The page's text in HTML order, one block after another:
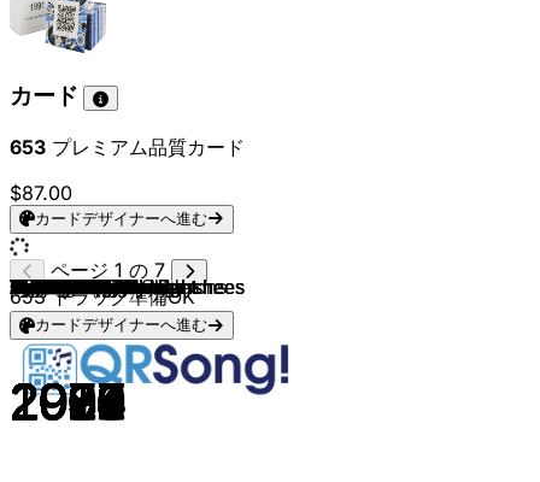
カード
653 プレミアム品質カード
$87.00
カードデザイナーへ進む
Soft Cell
1981
Type O Negative
1993
The Birthday Party
1981
Dead Or Alive
1984
Twin Tribes
2019
The Cramps
1978
London After Midnight
1990
Depeche Mode
1990
The March Violets
1983
Xmal Deutschland
1983
Specimen
1983
The Cure
1979
Bauhaus
1979
DEADSIREN
2022
Bauhaus
1981
Type O Negative
1996
Type O Negative
2003
She Wants Revenge
2007
Twin Tribes
2019
Fearing
2017
New Order
1983
Talking Heads
1977
New Order
1981
Dark
2020
Horror Vacui
2012
Selofan
2018
Bat Nouveau
2015
Forever Grey
2020
Dark
2020
Dark
2022
This Cold Night
2014
London After Midnight
1995
Forever Grey
2016
Boy Harsher
2016
Depeche Mode
1987
Rammstein
2001
In The Dark
2019
French Police
2023
Sextile
2017
This Cold Night
2016
Twin Tribes
2019
Aurat
2017
Boy Harsher
2014
London After Midnight
1995
She Wants Revenge
2006
ULTRA SUNN
2020
Sisters of Mercy
1987
Sisters of Mercy
1987
Mareux
2021
Eyedress
2020
Raphael
1969
Cocteau Twins
1983
Mareux
2019
Mareux
2018
I Monster
2003
Siouxsie and the Banshees
1981
The Cure
1992
The Cure
1989
Type O Negative
1993
The Cramps
1981
Boy Harsher
2014
Lebanon Hanover
2018
Sisters of Mercy
1985
French Police
2021
French Police
2021
French Police
2021
French Police
2022
French Police
2023
French Police
2021
French Police
2023
Christian Death
1998
Siouxsie and the Banshees
1983
The Cure
1982
Ian Hunter
1996
Nyxjvh
2022
Two Witches
1995
The Smiths
1984
The Smiths
1984
Dark
2021
Cold Cave
2012
Lebanon Hanover
2018
Depeche Mode
2005
The Cure
1982
Lebanon Hanover
2013
Sidewalks and Skeletons
2015
Mr.Kitty
2014
Stranger and Lovers
2019
In Death It Ends
2012
The Cure
1989
Bauhaus
1980
Bauhaus
1983
Sisters of Mercy
1987
Hawkestrel
2007
Siouxsie and the Banshees
1985
London After Midnight
1992
Type O Negative
1996
Type O Negative
1999
Type O Negative
1999
Type O Negative
1999
Mareux
2023
ページ 1 の 7
653トラック準備OK
カードデザイナーへ進む